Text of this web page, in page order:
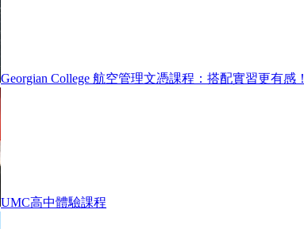
Georgian College 航空管理文憑課程：搭配實習更有感！
UMC高中體驗課程